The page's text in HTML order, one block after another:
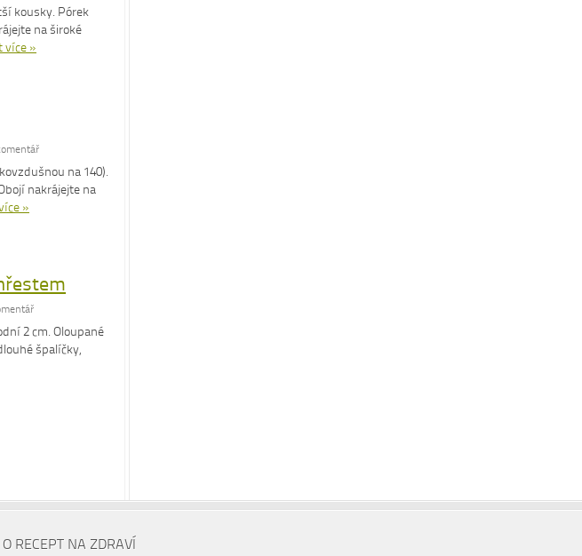
kousky. Pórek
na široké
více »
na 140).
nakrájejte na
»
2 cm. Oloupané
špalíčky,
O RECEPT NA ZDRAVÍ